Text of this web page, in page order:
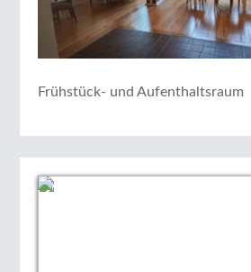
Frühstück- und Aufenthaltsraum